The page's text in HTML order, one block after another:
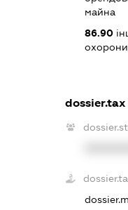
майна
86.90
dossier.tax